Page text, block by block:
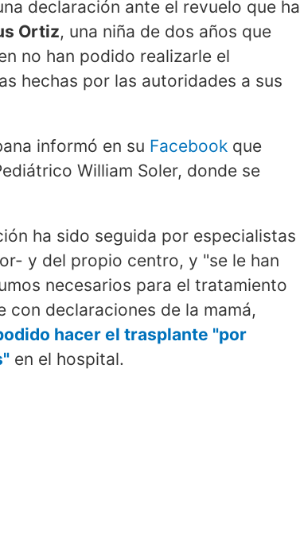
declaración ante el revuelo que ha
Ortiz, una niña de dos años que
no han podido realizarle el
hechas por las autoridades a sus
informó en su Facebook que
William Soler, donde se
ha sido seguida por especialistas
y del propio centro, y "se le han
necesarios para el tratamiento
con declaraciones de la mamá,
hacer el trasplante "por
en el hospital.